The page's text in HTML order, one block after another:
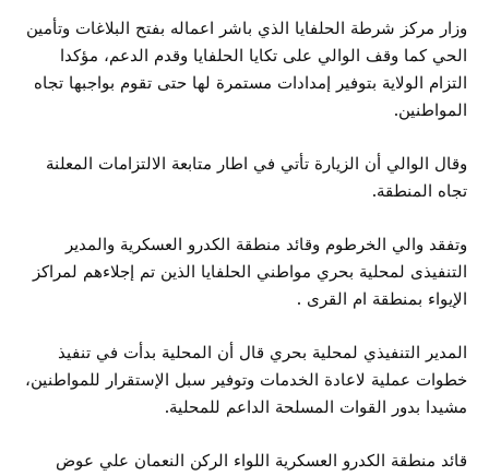
وزار مركز شرطة الحلفايا الذي باشر اعماله بفتح البلاغات وتأمين
الحي كما وقف الوالي على تكايا الحلفايا وقدم الدعم، مؤكدا
التزام الولاية بتوفير إمدادات مستمرة لها حتى تقوم بواجبها تجاه
المواطنين.
وقال الوالي أن الزيارة تأتي في اطار متابعة الالتزامات المعلنة
تجاه المنطقة.
وتفقد والي الخرطوم وقائد منطقة الكدرو العسكرية والمدير
التنفيذى لمحلية بحري مواطني الحلفايا الذين تم إجلاءهم لمراكز
الإيواء بمنطقة ام القرى .
المدير التنفيذي لمحلية بحري قال أن المحلية بدأت في تنفيذ
خطوات عملية لاعادة الخدمات وتوفير سبل الإستقرار للمواطنين،
مشيدا بدور القوات المسلحة الداعم للمحلية.
قائد منطقة الكدرو العسكرية اللواء الركن النعمان علي عوض